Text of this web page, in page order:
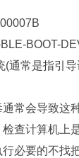
BOOT-
(通常是指引
常会导致这
查计算机上
必要的不找